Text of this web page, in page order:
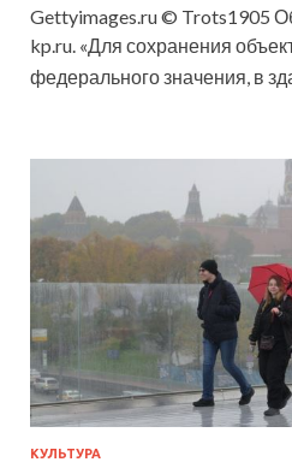
Gettyimages.ru © Trots1905
kp.ru. «Для сохранения
федерального значения, в
КУЛЬТУРА